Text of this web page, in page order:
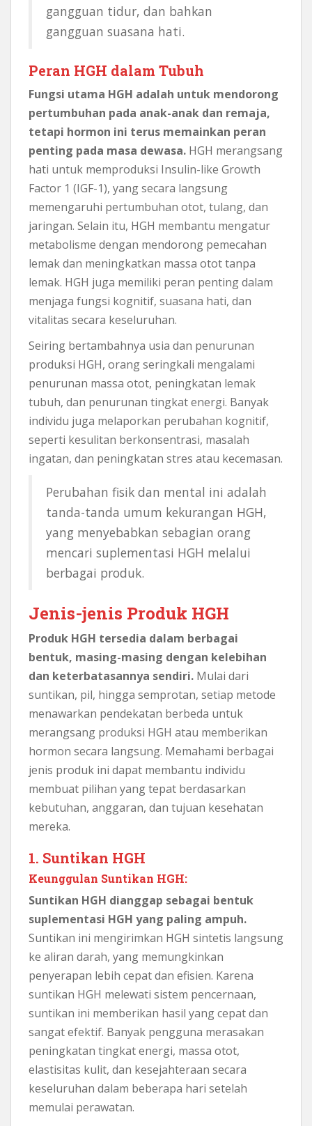
gangguan tidur, dan bahkan
gangguan suasana hati.
Peran HGH dalam Tubuh
Fungsi utama HGH adalah untuk mendorong
pertumbuhan pada anak-anak dan remaja,
tetapi hormon ini terus memainkan peran
penting pada masa dewasa. HGH merangsang
hati untuk memproduksi Insulin-like Growth
Factor 1 (IGF-1), yang secara langsung
memengaruhi pertumbuhan otot, tulang, dan
jaringan. Selain itu, HGH membantu mengatur
metabolisme dengan mendorong pemecahan
lemak dan meningkatkan massa otot tanpa
lemak. HGH juga memiliki peran penting dalam
menjaga fungsi kognitif, suasana hati, dan
vitalitas secara keseluruhan.
Seiring bertambahnya usia dan penurunan
produksi HGH, orang seringkali mengalami
penurunan massa otot, peningkatan lemak
tubuh, dan penurunan tingkat energi. Banyak
individu juga melaporkan perubahan kognitif,
seperti kesulitan berkonsentrasi, masalah
ingatan, dan peningkatan stres atau kecemasan.
Perubahan fisik dan mental ini adalah
tanda-tanda umum kekurangan HGH,
yang menyebabkan sebagian orang
mencari suplementasi HGH melalui
berbagai produk.
Jenis-jenis Produk HGH
Produk HGH tersedia dalam berbagai
bentuk, masing-masing dengan kelebihan
dan keterbatasannya sendiri. Mulai dari
suntikan, pil, hingga semprotan, setiap metode
menawarkan pendekatan berbeda untuk
merangsang produksi HGH atau memberikan
hormon secara langsung. Memahami berbagai
jenis produk ini dapat membantu individu
membuat pilihan yang tepat berdasarkan
kebutuhan, anggaran, dan tujuan kesehatan
mereka.
1. Suntikan HGH
Keunggulan Suntikan HGH:
Suntikan HGH dianggap sebagai bentuk
suplementasi HGH yang paling ampuh.
Suntikan ini mengirimkan HGH sintetis langsung
ke aliran darah, yang memungkinkan
penyerapan lebih cepat dan efisien. Karena
suntikan HGH melewati sistem pencernaan,
suntikan ini memberikan hasil yang cepat dan
sangat efektif. Banyak pengguna merasakan
peningkatan tingkat energi, massa otot,
elastisitas kulit, dan kesejahteraan secara
keseluruhan dalam beberapa hari setelah
memulai perawatan.